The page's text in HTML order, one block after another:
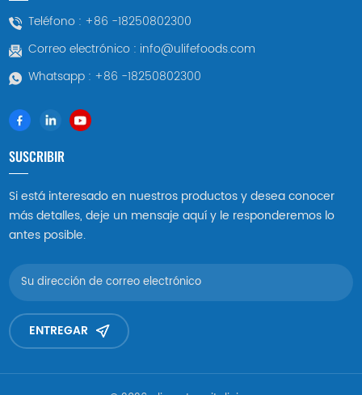
Teléfono : +86 -18250802300
Correo electrónico : info@ulifefoods.com
Whatsapp : +86 -18250802300
SUSCRIBIR
Si está interesado en nuestros productos y desea conocer
más detalles, deje un mensaje aquí y le responderemos lo
antes posible.
ENTREGAR